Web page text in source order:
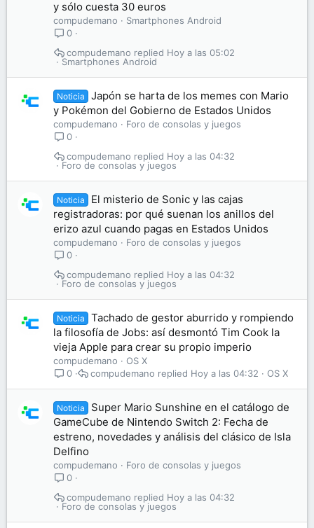
y sólo cuesta 30 euros
compudemano
Smartphones Android
0
Smartphones Android
Hoy a las 05:02
compudemano
Noticia
Japón se harta de los memes con Mario
y Pokémon del Gobierno de Estados Unidos
compudemano
Foro de consolas y juegos
0
Foro de consolas y juegos
Hoy a las 04:32
compudemano
Noticia
El misterio de Sonic y las cajas
registradoras: por qué suenan los anillos del
erizo azul cuando pagas en Estados Unidos
compudemano
Foro de consolas y juegos
0
Foro de consolas y juegos
Hoy a las 04:32
compudemano
Noticia
Tachado de gestor aburrido y rompiendo
la filosofía de Jobs: así desmontó Tim Cook la
vieja Apple para crear su propio imperio
compudemano
OS X
0
OS X
Hoy a las 04:32
compudemano
Noticia
Super Mario Sunshine en el catálogo de
GameCube de Nintendo Switch 2: Fecha de
estreno, novedades y análisis del clásico de Isla
Delfino
compudemano
Foro de consolas y juegos
0
Foro de consolas y juegos
Hoy a las 04:32
compudemano